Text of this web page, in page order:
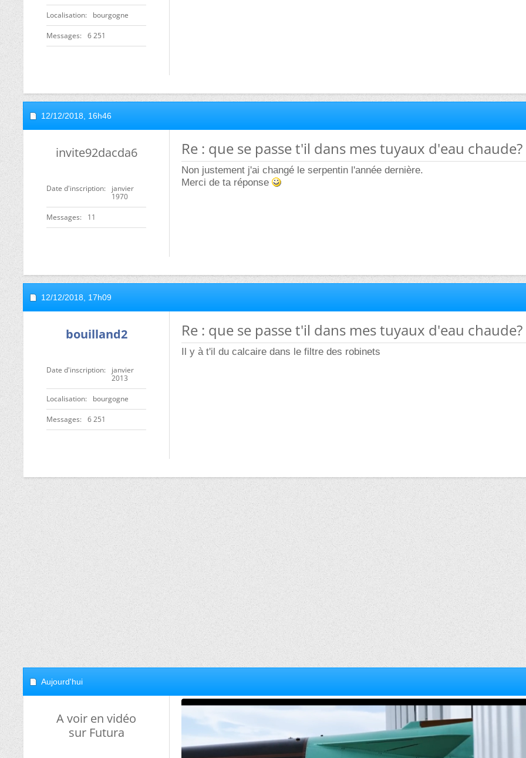
Localisation bourgogne
Messages 6 251
12/12/2018, 16h46
invite92dacda6
Date d'inscription
janvier
1970
Messages 11
Re : que se passe t'il dans mes tuyaux d'eau chaude?
Non justement j'ai changé le serpentin l'année dernière.
Merci de ta réponse
12/12/2018, 17h09
bouilland2
Date d'inscription
janvier
2013
Localisation bourgogne
Messages 6 251
Re : que se passe t'il dans mes tuyaux d'eau chaude?
Il y à t'il du calcaire dans le filtre des robinets
Aujourd'hui
A voir en vidéo
sur Futura